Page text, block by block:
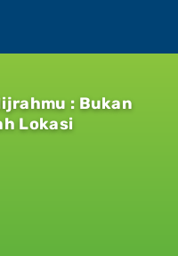
: Bukan
Lokasi